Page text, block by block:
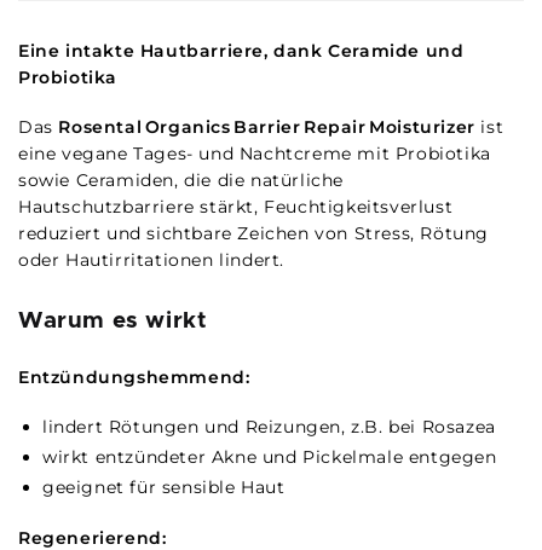
Eine intakte Hautbarriere, dank Ceramide und
Probiotika
Das Rosental Organics Barrier Repair Moisturizer ist
eine vegane Tages- und Nachtcreme mit Probiotika
sowie Ceramiden, die die natürliche
Hautschutzbarriere stärkt, Feuchtigkeitsverlust
reduziert und sichtbare Zeichen von Stress, Rötung
oder Hautirritationen lindert.
Warum es wirkt
Entzündungshemmend:
lindert Rötungen und Reizungen, z.B. bei Rosazea
wirkt entzündeter Akne und Pickelmale entgegen
geeignet für sensible Haut
Regenerierend: